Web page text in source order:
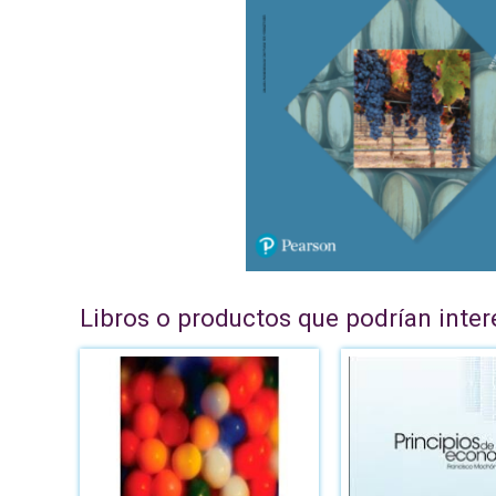
Libros o productos que podrían
El
B/